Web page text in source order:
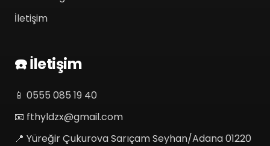
İletişim
☎️ İletişim
📱 0555 085 19 40
📧 fthyldzx@gmail.com
📍 Yüreğir Çukurova Sarıçam Seyhan/Adana 01220